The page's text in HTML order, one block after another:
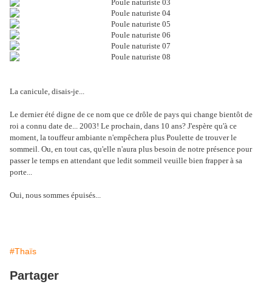
La canicule, disais-je...
Le dernier été digne de ce nom que ce drôle de pays qui change bientôt de
roi a connu date de... 2003! Le prochain, dans 10 ans? J'espère qu'à ce
moment, la touffeur ambiante n'empêchera plus Poulette de trouver le
sommeil. Ou, en tout cas, qu'elle n'aura plus besoin de notre présence pour
passer le temps en attendant que ledit sommeil veuille bien frapper à sa
porte...
Oui, nous sommes épuisés...
#Thaïs
Partager